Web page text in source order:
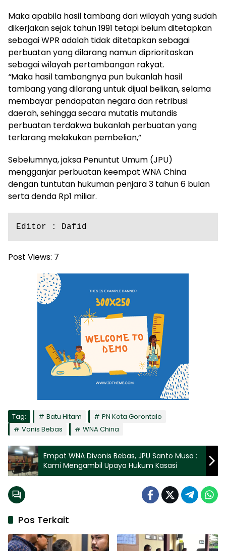
Maka apabila hasil tambang dari wilayah yang sudah
dikerjakan sejak tahun 1991 tetapi belum ditetapkan
sebagai WPR adalah tidak ditetapkan sebagai
perbuatan yang dilarang namun diprioritaskan
sebagai wilayah pertambangan rakyat.
“Maka hasil tambangnya pun bukanlah hasil
tambang yang dilarang untuk dijual belikan, selama
membayar pendapatan negara dan retribusi
daerah, sehingga secara mutatis mutandis
perbuatan terdakwa bukanlah perbuatan yang
terlarang melakukan pembelian,”
Sebelumnya, jaksa Penuntut Umum (JPU)
mengganjar perbuatan keempat WNA China
dengan tuntutan hukuman penjara 3 tahun 6 bulan
serta denda Rp1 miliar.
Editor : Dafid
Post Views: 7
Tag: Batu Hitam
PN Kota Gorontalo
Vonis Bebas
WNA China
Empat WNA Divonis Bebas, JPU Santo Musa :
Kami Mengambil Upaya Hukum Kasasi
Pos Terkait